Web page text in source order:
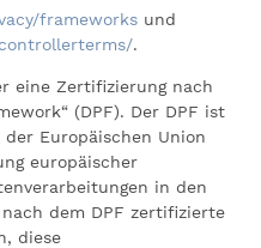
frameworks und
.
eine Zertifizierung nach
(DPF). Der DPF ist
Europäischen Union
europäischer
in den
dem DPF zertifizierte
diese